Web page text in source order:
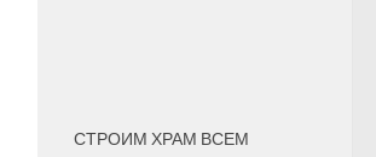
СТРОИМ ХРАМ ВСЕМ